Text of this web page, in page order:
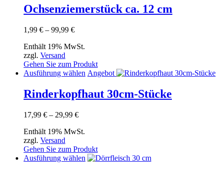
weist
mehrere
auf
der
gewählt
werden
Ochsenziemerstück ca. 12 cm
1,99 € – 99,99 €Preisspanne:
bis
Enthält 19% MwSt.
zzgl. Versand
Gehen Sie zum Produkt
Ausführung wählen Dieses
weist
mehrere
auf
der
Angebot
Rinderkopfhaut 30cm-Stücke
17,99 € – 29,99 €Preisspanne:
bis
Enthält 19% MwSt.
zzgl. Versand
Gehen Sie zum Produkt
Ausführung wählen Dieses